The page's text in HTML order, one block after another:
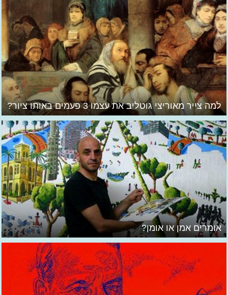
למה צייר מאוריצי גוטליב את עצמו 3 פעמים באותו ציור?
אומרים אמן או אומן?